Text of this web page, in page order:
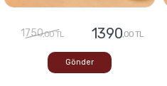
1750,00 TL 1390,00 TL
Gönder